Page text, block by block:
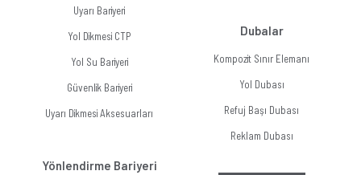
Uyarı Bariyeri
Yol Dikmesi CTP
Yol Su Bariyeri
Güvenlik Bariyeri
Uyarı Dikmesi Aksesuarları
Yönlendirme Bariyeri
Dubalar
Kompozit Sınır Elemanı
Yol Dubası
Refuj Başı Dubası
Reklam Dubası